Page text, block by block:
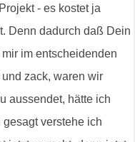
- es kostet ja
Denn dadurch daß Dein
im entscheidenden
zack, waren wir
aussendet, hätte ich
verstehe ich